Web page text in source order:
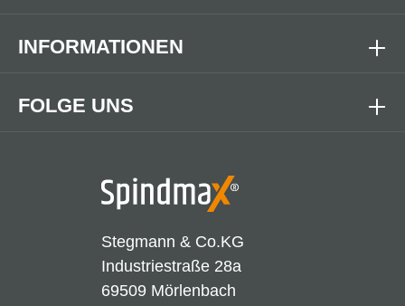
Stegmann & Co.KG
Industriestraße 28a
69509 Mörlenbach
FOLGE UNS
INFORMATIONEN